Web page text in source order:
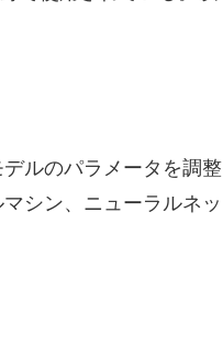
ルのパラメータを調整
シン、ニューラルネッ